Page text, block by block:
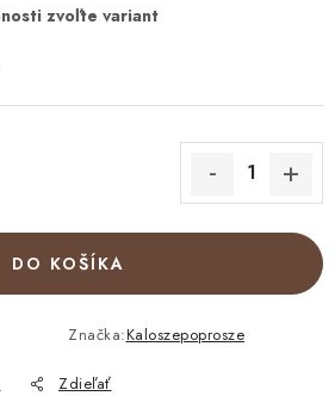
DO KOŠÍKA
Značka:Kaloszepoprosze
Zdieľať